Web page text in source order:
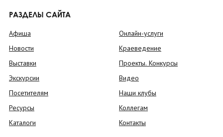
РАЗДЕЛЫ САЙТА
Афиша
Новости
Выставки
Экскурсии
Посетителям
Ресурсы
Каталоги
Онлайн-услуги
Краеведение
Проекты. Конкурсы
Видео
Наши клубы
Коллегам
Контакты